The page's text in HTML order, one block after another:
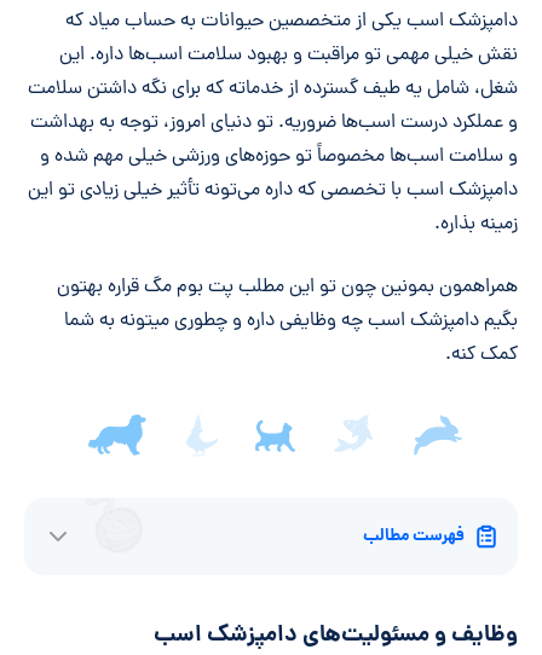
خلاصه مقاله
دامپزشک اسب یکی از متخصصین حیوانات به حساب میاد که
نقش خیلی مهمی تو مراقبت و بهبود سلامت اسب‌ها داره. این
شغل، شامل یه طیف گسترده از خدماته که برای نگه داشتن سلامت
و عملکرد درست اسب‌ها ضروریه. تو دنیای امروز، توجه به بهداشت
و سلامت اسب‌ها مخصوصاً تو حوزه‌های ورزشی خیلی مهم شده و
دامپزشک اسب با تخصصی که داره می‌تونه تأثیر خیلی زیادی تو این
زمینه بذاره.
همراهمون بمونین چون تو این مطلب پت بوم مگ قراره بهتون
بگیم دامپزشک اسب چه وظایفی داره و چطوری میتونه به شما
کمک کنه.
فهرست مطالب
وظایف و مسئولیت‌های دامپزشک اسب